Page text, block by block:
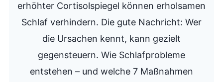
erhöhter Cortisolspiegel können erholsamen
Schlaf verhindern. Die gute Nachricht: Wer
die Ursachen kennt, kann gezielt
gegensteuern. Wie Schlafprobleme
entstehen – und welche 7 Maßnahmen